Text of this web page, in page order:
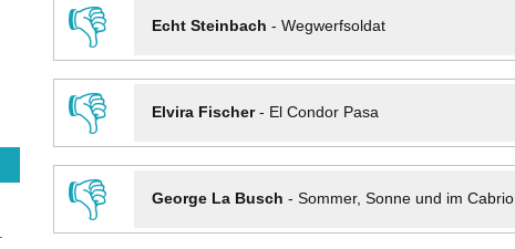
👎
Echt Steinbach - Wegwerfsoldat
👎
Elvira Fischer- El Condor Pasa
👎
George La Busch - Sommer, Sonne und im Cabrio